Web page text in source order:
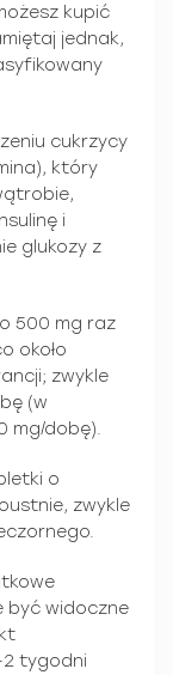
kupić
jednak,
cukrzycy
który
i
glukozy z
500 mg raz
około
zwykle
(w
mg/dobę).
o
zwykle
być widoczne
tygodni